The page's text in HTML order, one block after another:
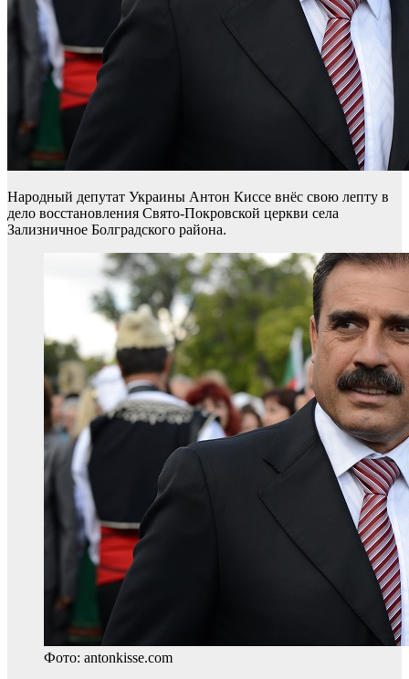
Народный депутат Украины Антон Киссе внёс свою лепту в
дело восстановления Свято-Покровской церкви села
Зализничное Болградского района.
Фото: antonkisse.com